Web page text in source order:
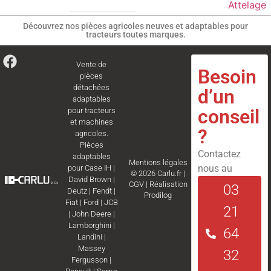
Attelage
Découvrez nos pièces agricoles neuves et adaptables pour
tracteurs toutes marques.
Vente de
pièces
détachées
adaptables
pour tracteurs
et machines
agricoles.
Pièces
adaptables
pourCase IH |
David Brown|
Deutz | Fendt |
Fiat| Ford| JCB
| John Deere|
Lamborghini |
Landini |
Massey
Fergusson |
Mentions légales
© 2026 Carlu.fr |
CGV| Réalisation
Prodilog
Besoin
d’un
conseil
?
Contactez
nous au
03
21
64
32